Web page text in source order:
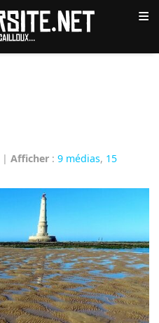
≡
|Afficher :9 médias, 15